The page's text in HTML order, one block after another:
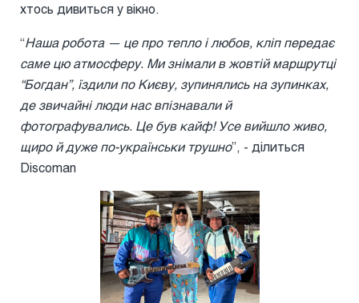
хтось дивиться у вікно.
“Наша робота — це про тепло і любов, кліп передає
саме цю атмосферу. Ми знімали в жовтій маршрутці
“Богдан”, їздили по Києву, зупинялись на зупинках,
де звичайні люди нас впізнавали й
фотографувались. Це був кайф! Усе вийшло живо,
щиро й дуже по-українськи трушно”, - ділиться
Discoman